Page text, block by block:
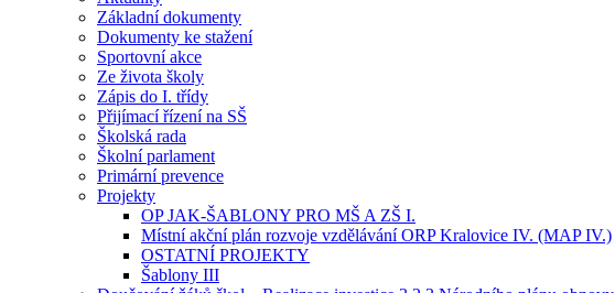
Základní dokumenty
Dokumenty ke stažení
Sportovní akce
Ze života školy
Zápis do I. třídy
Přijímací řízení na SŠ
Školská rada
Školní parlament
Primární prevence
Projekty
OP JAK-ŠABLONY PRO MŠ A ZŠ I.
Místní akční plán rozvoje vzdělávání ORP Kralovice IV. (MAP IV.)
OSTATNÍ PROJEKTY
Šablony III